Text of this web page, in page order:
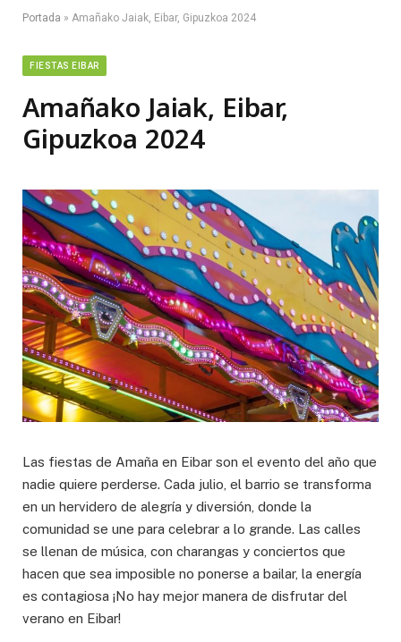
Portada » Amañako Jaiak, Eibar, Gipuzkoa 2024
FIESTAS EIBAR
Amañako Jaiak, Eibar,
Gipuzkoa 2024
Las fiestas de Amaña en Eibar son el evento del año que
nadie quiere perderse. Cada julio, el barrio se transforma
en un hervidero de alegría y diversión, donde la
comunidad se une para celebrar a lo grande. Las calles
se llenan de música, con charangas y conciertos que
hacen que sea imposible no ponerse a bailar, la energía
es contagiosa ¡No hay mejor manera de disfrutar del
verano en Eibar!